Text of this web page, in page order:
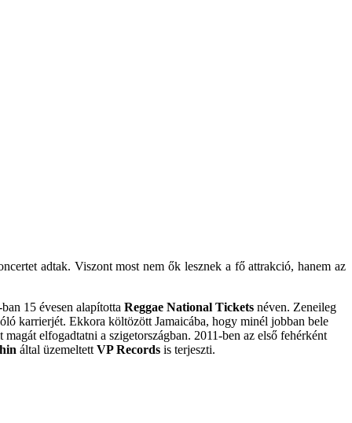
adtak. Viszont most nem ők lesznek a fő attrakció, hanem az
15 évesen alapította Reggae National Tickets néven. Zeneileg
karrierjét. Ekkora költözött Jamaicába, hogy minél jobban bele
elfogadtatni a szigetországban. 2011-ben az első fehérként
által üzemeltett VP Records is terjeszti.